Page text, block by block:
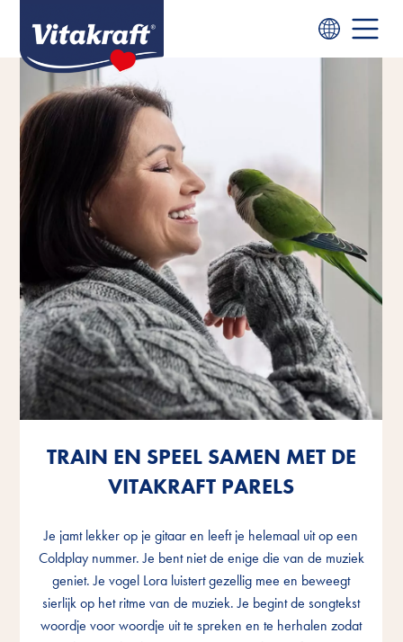
TRAIN EN SPEEL SAMEN MET DE
VITAKRAFT PARELS
Je jamt lekker op je gitaar en leeft je helemaal uit op een
Coldplay nummer. Je bent niet de enige die van de muziek
geniet. Je vogel Lora luistert gezellig mee en beweegt
sierlijk op het ritme van de muziek. Je begint de songtekst
woordje voor woordje uit te spreken en te herhalen zodat
TRAIN EN SPEEL SAMEN MET DE
VITAKRAFT PARELS
Je jamt lekker op je gitaar en leeft je helemaal uit op een
Coldplay nummer. Je bent niet de enige die van de muziek
geniet. Je vogel Lora luistert gezellig mee en beweegt
sierlijk op het ritme van de muziek. Je begint de songtekst
woordje voor woordje uit te spreken en te herhalen zodat
TRAIN EN SPEEL SAMEN MET DE
VITAKRAFT PARELS
Je jamt lekker op je gitaar en leeft je helemaal uit op een
Coldplay nummer. Je bent niet de enige die van de muziek
geniet. Je vogel Lora luistert gezellig mee en beweegt
sierlijk op het ritme van de muziek. Je begint de songtekst
woordje voor woordje uit te spreken en te herhalen zodat